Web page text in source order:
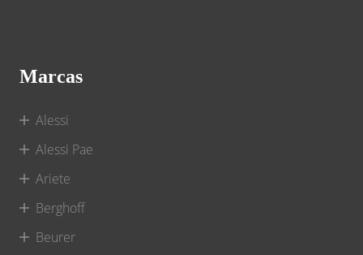
Marcas
Alessi
Alessi Pae
Ariete
Berghoff
Beurer